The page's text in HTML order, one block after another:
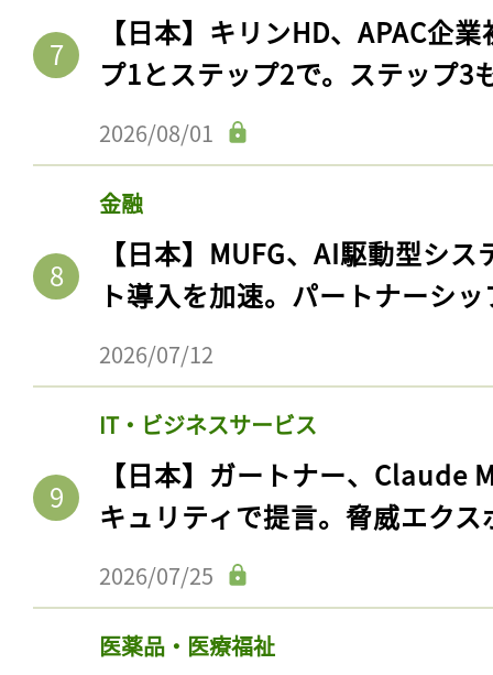
【日本】キリンHD、APAC企
プ1とステップ2で。ステップ3
2026/08/01
金融
【日本】MUFG、AI駆動型シ
ト導入を加速。パートナーシ
2026/07/12
IT・ビジネスサービス
【日本】ガートナー、Claude
キュリティで提言。脅威エク
2026/07/25
医薬品・医療福祉
記事をお気に入りに
ログインが必
ログイン